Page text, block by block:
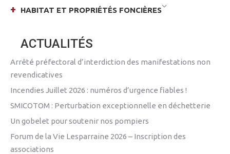
HABITAT ET PROPRIÉTÉS FONCIÈRES
ACTUALITÉS
Arrêté préfectoral d’interdiction des manifestations non
revendicatives
Incendies Juillet 2026 : numéros d’urgence fiables !
SMICOTOM : Perturbation exceptionnelle en déchetterie
Un gobelet pour soutenir nos pompiers
Forum de la Vie Lesparraine 2026 – Inscription des
associations